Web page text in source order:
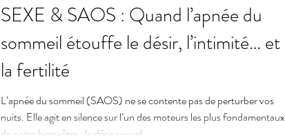
SEXE & SAOS : Quand l’apnée du
sommeil étouffe le désir, l’intimité… et
la fertilité
L’apnée du sommeil (SAOS) ne se contente pas de perturber vos
nuits. Elle agit en silence sur l’un des moteurs les plus fondamentaux
de notre bien-être : le désir sexuel.